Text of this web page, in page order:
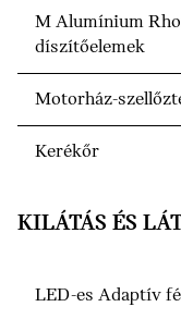
M Alumínium
díszítőelemek
Motorház-
Kerékőr
KILÁTÁS ÉS
LED-es Adaptív